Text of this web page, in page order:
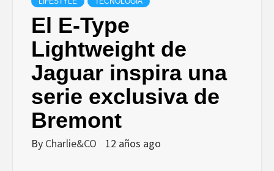
DISEÑO…
El E-Type
Lightweight de
Jaguar inspira una
serie exclusiva de
Bremont
By Charlie&CO 12 años ago